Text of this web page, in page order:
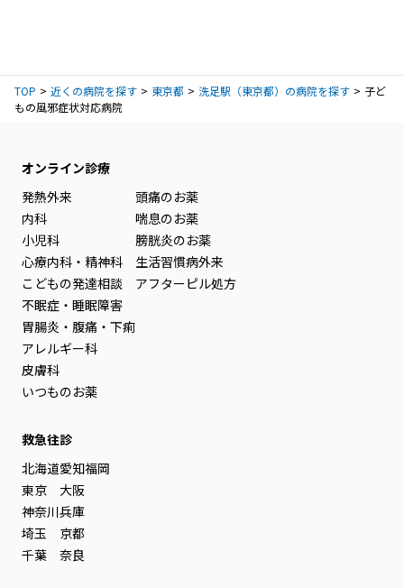
TOP 近くの病院を探す 東京都 洗足駅（東京都）の病院を探す
子ど
もの風邪症状対応病院
オンライン診療
発熱外来
内科
小児科
心療内科・精神科
こどもの発達相談
不眠症・睡眠障害
胃腸炎・腹痛・下痢
アレルギー科
皮膚科
いつものお薬
頭痛のお薬
喘息のお薬
膀胱炎のお薬
生活習慣病外来
アフターピル処方
救急往診
北海道
東京
神奈川
埼玉
千葉
愛知
大阪
兵庫
京都
奈良
福岡